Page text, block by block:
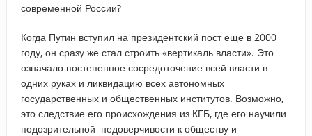
современной России?
Когда Путин вступил на президентский пост еще в 2000
году, он сразу же стал строить «вертикаль власти». Это
означало постепенное сосредоточение всей власти в
одних руках и ликвидацию всех автономных
государственных и общественных институтов. Возможно,
это следствие его происхождения из КГБ, где его научили
подозрительной недоверчивости к обществу и